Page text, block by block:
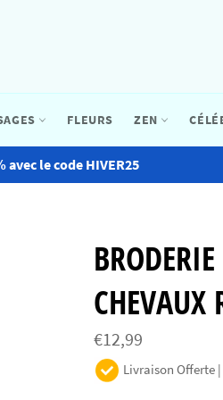
FLEURS ZEN
avec le code HIVER25
CHEVAUX
Prix
régulier
€12,99
Livraison Offerte |